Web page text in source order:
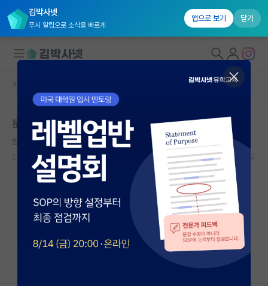
김박사넷
푸시 알림으로 소식을 빠르게
앱으로 보기 닫기
대학원생 모집
국내대학원 정보
연구실&오픈랩
커뮤니티
커뮤니티 홈
전체글보기
베스트 게시판
커뮤니티 홈
문과생의 미국 이공계 박사 후기 (장문 주의)
얌전한 공자
2026.05.08 3 4791